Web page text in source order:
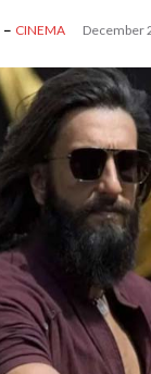
CINEMA December